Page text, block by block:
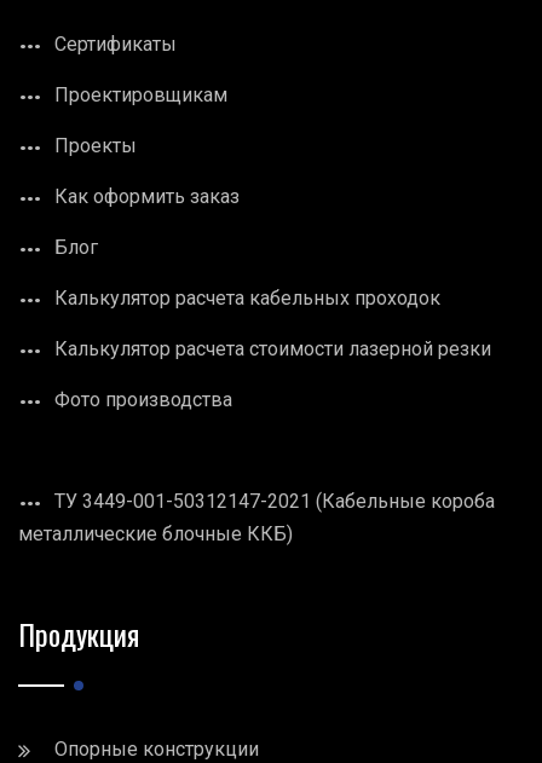
Сертификаты
Проектировщикам
Проекты
Как оформить заказ
Блог
Калькулятор расчета кабельных проходок
Калькулятор расчета стоимости лазерной резки
Фото производства
ТУ 3449-001-50312147-2021 (Кабельные короба
металлические блочные ККБ)
Продукция
Опорные конструкции